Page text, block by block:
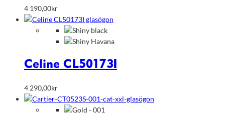
4 190,00kr
Celine CL50173I
4 290,00kr